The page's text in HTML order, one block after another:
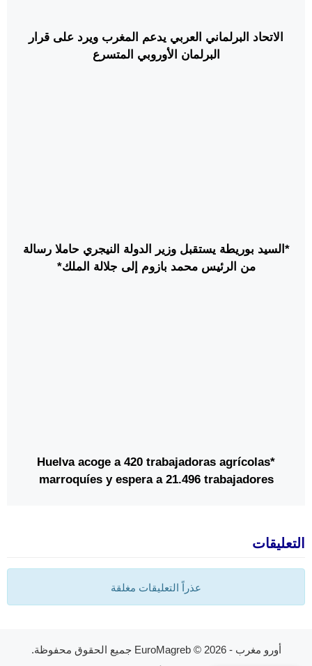
الاتحاد البرلماني العربي يدعم المغرب ويرد على قرار
البرلمان الأوروبي المتسرع
*السيد بوريطة يستقبل وزير الدولة النيجري حاملا رسالة
من الرئيس محمد بازوم إلى جلالة الملك*
*Huelva acoge a 420 trabajadoras agrícolas
marroquíes y espera a 21.496 trabajadores
التعليقات
عذراً التعليقات مغلقة
أورو مغرب - EuroMagreb© 2026 جميع الحقوق محفوظة.